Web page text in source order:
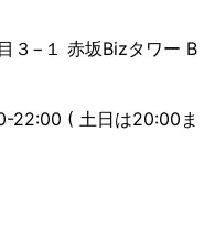
３−１ 赤坂Bizタワー B
22:00 ( 土日は20:00ま